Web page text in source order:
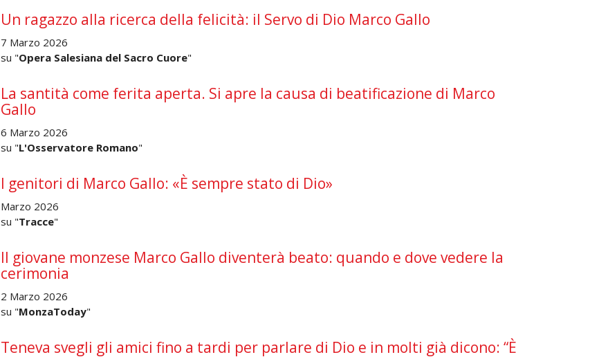
Un ragazzo alla ricerca della felicità: il Servo di Dio Marco Gallo
7 Marzo 2026
su "Opera Salesiana del Sacro Cuore"
La santità come ferita aperta. Si apre la causa di beatificazione di Marco
Gallo
6 Marzo 2026
su "L'Osservatore Romano"
I genitori di Marco Gallo: «È sempre stato di Dio»
Marzo 2026
su "Tracce"
Il giovane monzese Marco Gallo diventerà beato: quando e dove vedere la
cerimonia
2 Marzo 2026
su "MonzaToday"
Teneva svegli gli amici fino a tardi per parlare di Dio e in molti già dicono: “È